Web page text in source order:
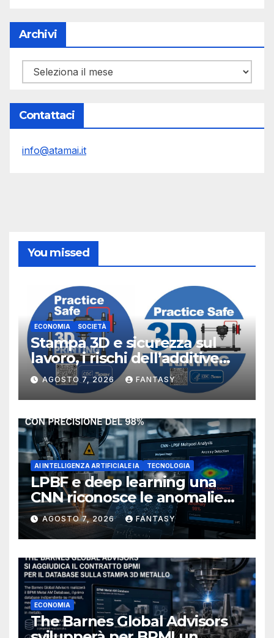
Archivi
Archivi
Contattaci
info@atamai.it
You missed
ECONOMIA SOCIETÀ
Stampa 3D e sicurezza sul
lavoro, i rischi dell’additive
manufacturing secondo
NIOSH
AGOSTO 7, 2026 FANTASY
AI INTELLIGENZA ARTIFICIALE IA TECNOLOGIA
LPBF e deep learning una
CNN riconosce le anomalie
del bagno di fusione
AGOSTO 7, 2026 FANTASY
ECONOMIA
The Barnes Global Advisors